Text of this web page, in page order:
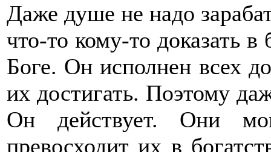
Даже душе не надо
что-то кому-то доказать
Боге. Он исполнен всех
их достигать. Поэтому
Он действует. Они
превосходит их в